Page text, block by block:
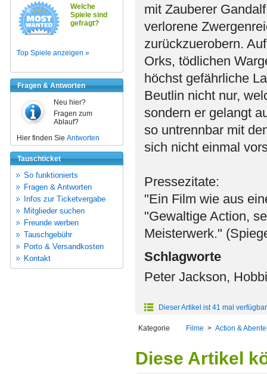
Welche
Spiele sind
gefragt?
Top Spiele anzeigen »
Fragen & Antworten
Neu hier?
Fragen zum
Ablauf?
Hier finden Sie Antworten
Tauschticket
So funktionierts
Fragen & Antworten
Infos zur Ticketvergabe
Mitglieder suchen
Freunde werben
Tauschgebühr
Porto & Versandkosten
Kontakt
mit Zauberer
verlorene
zurückzuerobern.
Orks, tödlichen
höchst gefährliche
Beutlin nicht nur,
sondern er gelangt
so untrennbar mit
sich nicht einmal
Pressezitate:
"Ein Film wie aus
"Gewaltige Action,
Meisterwerk."
Schlagworte
Peter Jackson,
Dieser Artikel ist 41 mal verfügbar
Kategorie Filme > Action &
Diese Artikel